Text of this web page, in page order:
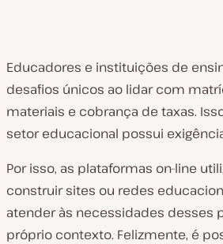
Educadores e instituições de
desafios únicos ao lidar com
materiais e cobrança de taxas.
setor educacional possui
Por isso, as plataformas on-line
construir sites ou redes
atender às necessidades desses
próprio contexto. Felizmente, é